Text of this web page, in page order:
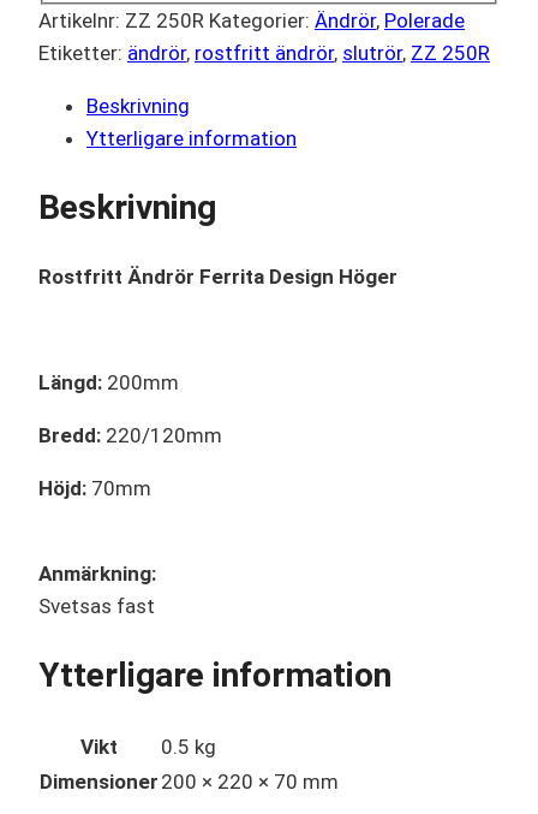
Artikelnr: ZZ 250R Kategorier: Ändrör, Polerade
Etiketter: ändrör, rostfritt ändrör, slutrör, ZZ 250R
Beskrivning
Ytterligare information
Beskrivning
Rostfritt Ändrör Ferrita Design Höger
Längd: 200mm
Bredd: 220/120mm
Höjd: 70mm
Anmärkning:
Svetsas fast
Ytterligare information
Vikt
0.5 kg
Dimensioner 200 × 220 × 70 mm